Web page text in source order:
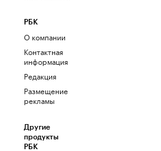
РБК
О компании
Контактная
информация
Редакция
Размещение
рекламы
Другие
продукты
РБК